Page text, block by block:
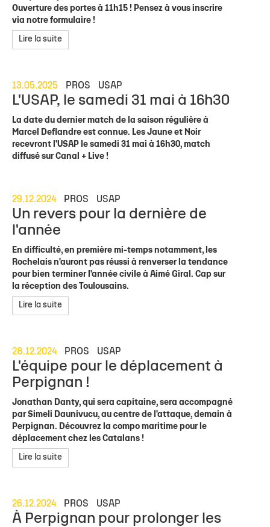
Ouverture des portes à 11h15 ! Pensez à vous inscrire
via notre formulaire !
Lire la suite
13.05.2025 PROS USAP
L'USAP, le samedi 31 mai à 16h30
La date du dernier match de la saison régulière à
Marcel Deflandre est connue. Les Jaune et Noir
recevront l'USAP le samedi 31 mai à 16h30, match
diffusé sur Canal + Live !
29.12.2024 PROS USAP
Un revers pour la dernière de
l'année
En difficulté, en première mi-temps notamment, les
Rochelais n'auront pas réussi à renverser la tendance
pour bien terminer l'année civile à Aimé Giral. Cap sur
la réception des Toulousains.
Lire la suite
28.12.2024 PROS USAP
L'équipe pour le déplacement à
Perpignan !
Jonathan Danty, qui sera capitaine, sera accompagné
par Simeli Daunivucu, au centre de l'attaque, demain à
Perpignan. Découvrez la compo maritime pour le
déplacement chez les Catalans !
Lire la suite
26.12.2024 PROS USAP
À Perpignan pour prolonger les